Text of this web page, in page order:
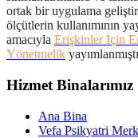
ortak bir uygulama
ölçütlerin kullanımının
amacıyla Erişkinler İçin
Yönetmelik
Hizmet Binalarımız
Ana Bina
Vefa Psikyatri